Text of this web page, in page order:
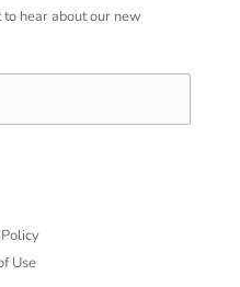
hear about our new
Use